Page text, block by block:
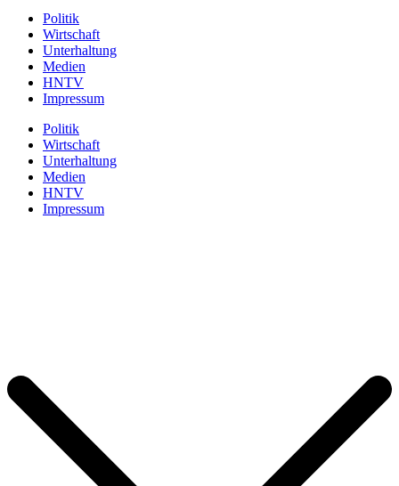
Politik
Wirtschaft
Unterhaltung
Medien
HNTV
Impressum
Politik
Wirtschaft
Unterhaltung
Medien
HNTV
Impressum